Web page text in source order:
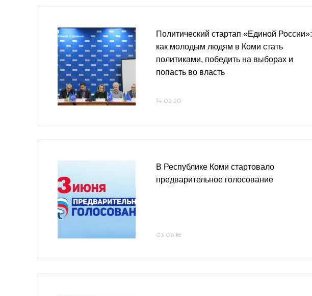
Политический стартап «Единой России»:
как молодым людям в Коми стать
политиками, победить на выборах и
попасть во власть
14.02.20
В Республике Коми стартовало
предварительное голосование
03.06.18